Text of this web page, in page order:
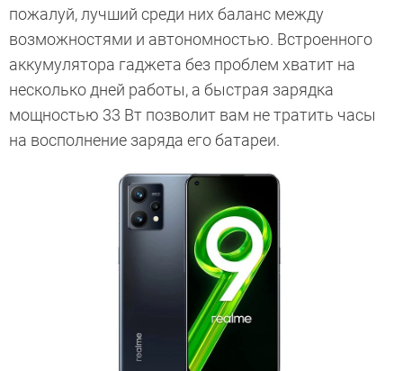
пожалуй, лучший среди них баланс между
возможностями и автономностью. Встроенного
аккумулятора гаджета без проблем хватит на
несколько дней работы, а быстрая зарядка
мощностью 33 Вт позволит вам не тратить часы
на восполнение заряда его батареи.